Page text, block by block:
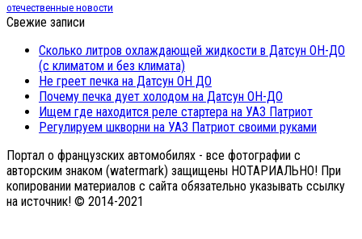
отечественные новости
Свежие записи
Сколько литров охлаждающей жидкости в Датсун ОН-ДО
(с климатом и без климата)
Не греет печка на Датсун ОН ДО
Почему печка дует холодом на Датсун ОН-ДО
Ищем где находится реле стартера на УАЗ Патриот
Регулируем шкворни на УАЗ Патриот своими руками
Портал о французских автомобилях - все фотографии с
авторским знаком (watermark) защищены НОТАРИАЛЬНО! При
копировании материалов с сайта обязательно указывать ссылку
на источник! © 2014-2021